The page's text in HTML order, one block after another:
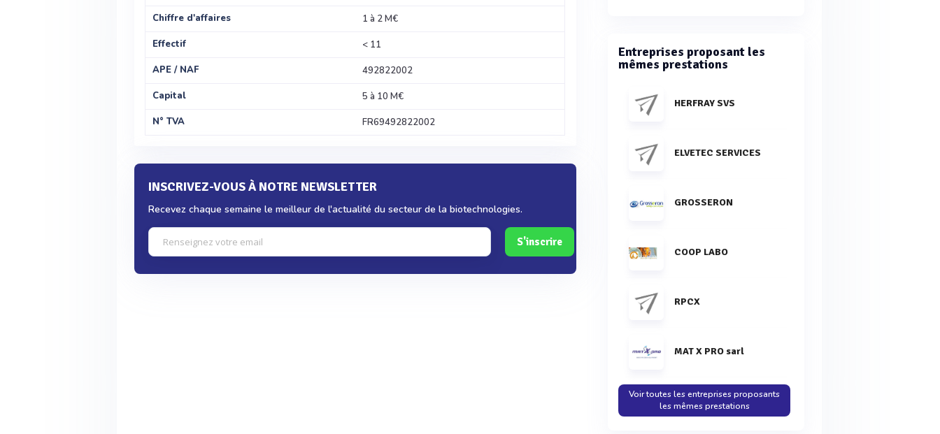
Chiffre d'affaires
1 à 2 M€
Effectif
< 11
APE / NAF
492822002
Capital
5 à 10 M€
N° TVA
FR69492822002
INSCRIVEZ-VOUS À NOTRE NEWSLETTER
Recevez chaque semaine le meilleur de l'actualité du secteur de la biotechnologies.
S'inscrire
Entreprises proposant les
mêmes prestations
HERFRAY SVS
ELVETEC SERVICES
GROSSERON
COOP LABO
RPCX
MAT X PRO sarl
Voir toutes les entreprises proposants
les mêmes prestations